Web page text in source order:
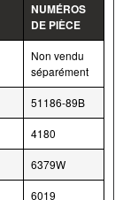
NUMÉROS
DE PIÈCE
Non vendu
séparément
51186-89B
4180
6379W
6019